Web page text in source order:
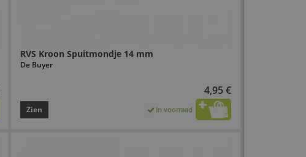
RVS Kroon Spuitmondje 14 mm
De Buyer
4,95 €
Zien In voorraad